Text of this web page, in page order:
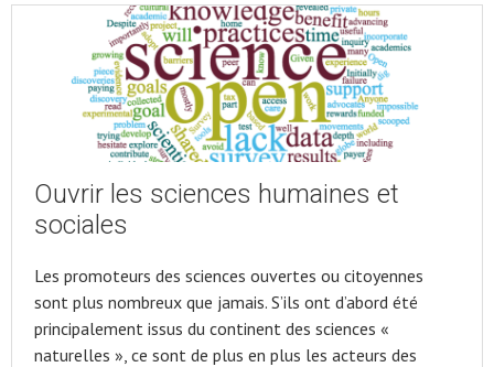
Ouvrir les sciences humaines et
sociales
Les promoteurs des sciences ouvertes ou citoyennes
sont plus nombreux que jamais. S’ils ont d’abord été
principalement issus du continent des sciences «
naturelles », ce sont de plus en plus les acteurs des